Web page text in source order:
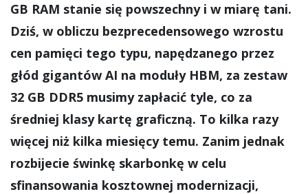
GB RAM stanie się powszechny i w miarę tani.
Dziś, w obliczu bezprecedensowego wzrostu
cen pamięci tego typu, napędzanego przez
głód gigantów AI na moduły HBM, za zestaw
32 GB DDR5 musimy zapłacić tyle, co za
średniej klasy kartę graficzną. To kilka razy
więcej niż kilka miesięcy temu. Zanim jednak
rozbijecie świnkę skarbonkę w celu
sfinansowania kosztownej modernizacji,